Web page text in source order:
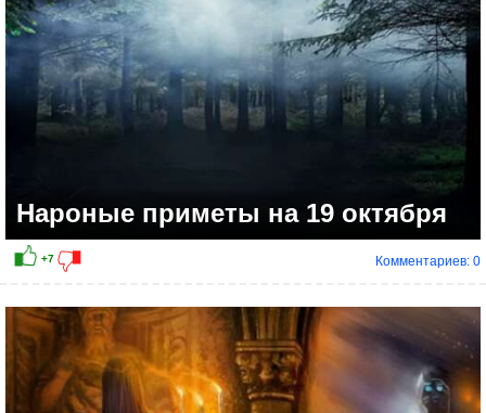
+9
Нароные приметы на 19 октября
Комментариев: 0